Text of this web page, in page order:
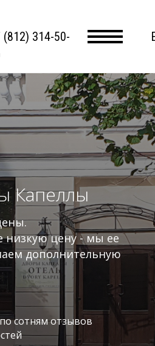
(812) 314-50-
Капеллы
низкую цену - мы ее
дополнительную
сотням отзывов